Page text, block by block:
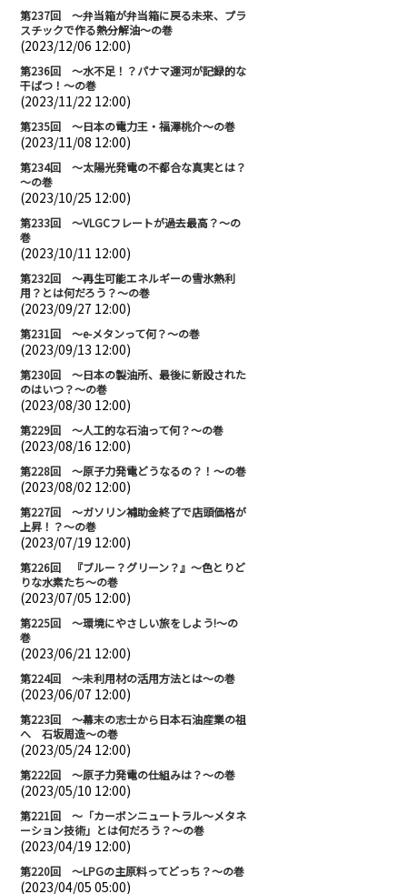
第237回 ～弁当箱が弁当箱に戻る未来、プラ
スチックで作る熱分解油～の巻
(2023/12/06 12:00)
第236回 ～水不足！？パナマ運河が記録的な
干ばつ！～の巻
(2023/11/22 12:00)
第235回 ～日本の電力王・福澤桃介～の巻
(2023/11/08 12:00)
第234回 ～太陽光発電の不都合な真実とは？
～の巻
(2023/10/25 12:00)
第233回 ～VLGCフレートが過去最高？～の
巻
(2023/10/11 12:00)
第232回 ～再生可能エネルギーの雪氷熱利
用？とは何だろう？～の巻
(2023/09/27 12:00)
第231回 ～e-メタンって何？～の巻
(2023/09/13 12:00)
第230回 ～日本の製油所、最後に新設された
のはいつ？～の巻
(2023/08/30 12:00)
第229回 ～人工的な石油って何？～の巻
(2023/08/16 12:00)
第228回 ～原子力発電どうなるの？！～の巻
(2023/08/02 12:00)
第227回 ～ガソリン補助金終了で店頭価格が
上昇！？～の巻
(2023/07/19 12:00)
第226回 『ブルー？グリーン？』～色とりど
りな水素たち～の巻
(2023/07/05 12:00)
第225回 ～環境にやさしい旅をしよう!～の
巻
(2023/06/21 12:00)
第224回 ～未利用材の活用方法とは～の巻
(2023/06/07 12:00)
第223回 ～幕末の志士から日本石油産業の祖
へ 石坂周造～の巻
(2023/05/24 12:00)
第222回 ～原子力発電の仕組みは？～の巻
(2023/05/10 12:00)
第221回 ～「カーボンニュートラル～メタネ
ーション技術」とは何だろう？～の巻
(2023/04/19 12:00)
第220回 ～LPGの主原料ってどっち？～の巻
(2023/04/05 05:00)